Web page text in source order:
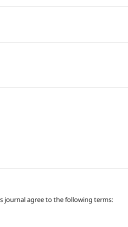
journal agree to the following terms: